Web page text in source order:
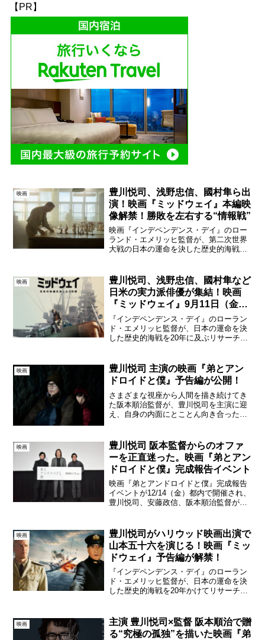
【PR】
映画
豊川悦司、浅野忠信、國村隼ら出
演！映画『ミッドウェイ』本編映
像解禁！勝敗を左右する“情報戦”
映画『インデペンデンス・デイ』のロー
ランド・エメリッヒ監督が、第二次世界
大戦の日本の運命を決した歴史的海戦を
（金）より全国公開される。キャスト
に、山本五十六、チ...
映画
豊川悦司、浅野忠信、國村隼など
日米の実力派俳優が集結！映画
『ミッドウェイ』9月11日（金）
公開！
『インデペンデンス・デイ』のローラン
ド・エメリッヒ監督が、日本の運命を決
した歴史的海戦を20年に及ぶリサーチを
2020年9月11日（金）より全国公開する
ことが決定した...
映画
豊川悦司 主演の映画『弟とアン
ドロイドと僕』予告編が公開！
さまざまな視座から人間を描き続けてき
た阪本順治監督が、豊川悦司を主演に迎
え、自身の内面にとことん向き合った完
禁された。映画『弟とアンドロイドと
僕』場面写真 関連記事阪本...
映画
豊川悦司 阪本監督からのオファ
ーを正直迷った。映画『弟とアン
ドロイドと僕』完成報告イベント
映画『弟とアンドロイドと僕』完成報告
イベントが12/14（金）都内で開催され、
豊川悦司、安藤政信、阪本順治監督が登
えた阪本順治が「これを撮らなければ自
分は先に進めない...
映画
豊川悦司がハリウッド映画出演で
山本五十六を演じる！映画『ミッ
ドウェイ』予告編が解禁！
『インデペンデンス・デイ』のローラン
ド・エメリッヒ監督が、日本の運命を決
した歴史的海戦を20年かけてリサーチ。
デニス・クエイド、アーロン・エッカー
ト、豊川悦司、浅野忠信...
映画
主演 豊川悦司×監督 阪本順治で贈
る“究極の孤独”を描いた映画『弟